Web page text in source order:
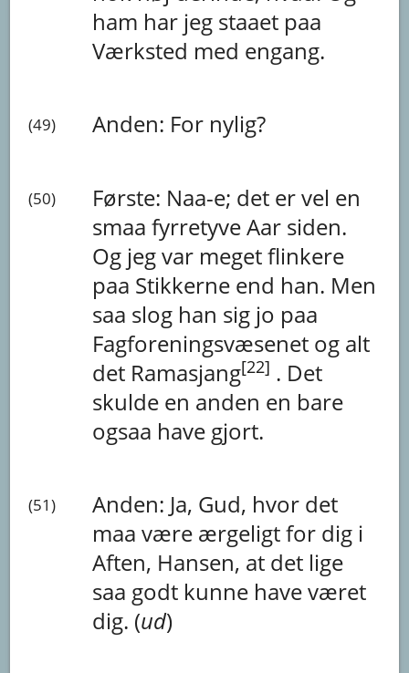
ham har jeg staaet paa
Værksted med engang.
(49) Anden: For nylig?
(50) Første: Naa-e; det ervel en
smaafyrretyveAar siden.
Og jegvar megetflinkere
paa Stikkerne end han. Men
saa slog han sig jo paa
Fagforeningsvæsenet og alt
det Ramasjang[22] . Det
skulde en anden en bare
ogsaa have gjort.
(51) Anden: Ja, Gud, hvor det
maavære ærgeligtfor dig i
Aften, Hansen, at det lige
saa godt kunne haveværet
dig. (ud)